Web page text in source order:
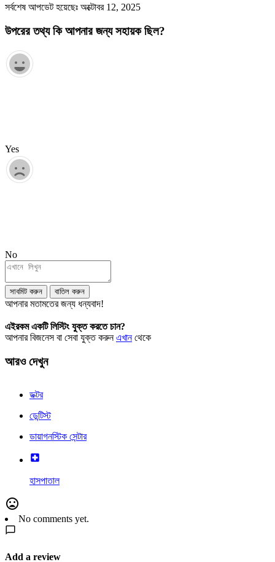
সর্বশেষ আপডেট হয়েছেঃ অক্টোবর 12, 2025
উপরের তথ্য কি আপনার জন্য সহায়ক ছিল?
Yes
No
সাবমিট করুন বাতিল করুন
আপনার মতামতের জন্য ধন্যবাদ!
এইরকম একটি লিস্টিং যুক্ত করতে চান?
আপনার বিজনেস বা সেবা যুক্ত করুনএখানথেকে
আরও দেখুন
ডক্টর
ডেন্টিস্ট
ডায়াগনস্টিক সেন্টার
হাসপাতাল
No comments yet.
Add a review